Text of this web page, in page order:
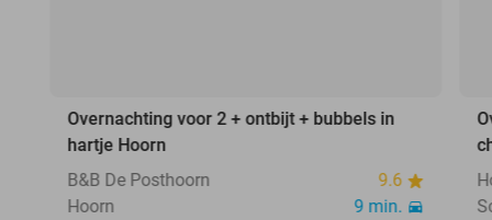
Overnachting voor 2 + ontbijt + bubbels in
hartje Hoorn
B&B De Posthoorn
9.6
Hoorn
9 min.